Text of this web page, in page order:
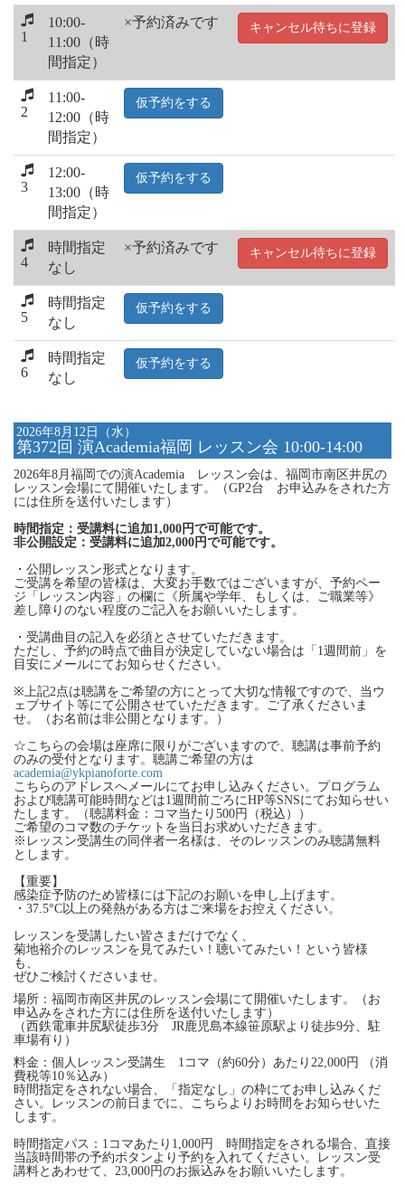
1
10:00-
11:00（時
間指定）
×予約済みです キャンセル待ちに登録
2
11:00-
12:00（時
間指定）
仮予約をする
3
12:00-
13:00（時
間指定）
仮予約をする
4
時間指定
なし
×予約済みです キャンセル待ちに登録
5
時間指定
なし
仮予約をする
6
時間指定
なし
仮予約をする
2026年8月12日（水）
第372回 演Academia福岡 レッスン会 10:00-14:00
2026年8月福岡での演Academia レッスン会は、福岡市南区井尻の
レッスン会場にて開催いたします。（GP2台 お申込みをされた方
には住所を送付いたします）
時間指定：受講料に追加1,000円で可能です。
非公開設定：受講料に追加2,000円で可能です。
・公開レッスン形式となります。
ご受講を希望の皆様は、大変お手数ではございますが、予約ペー
ジ「レッスン内容」の欄に《所属や学年、もしくは、ご職業等》
差し障りのない程度のご記入をお願いいたします。
・受講曲目の記入を必須とさせていただきます。
ただし、予約の時点で曲目が決定していない場合は「1週間前」を
目安にメールにてお知らせください。
※上記2点は聴講をご希望の方にとって大切な情報ですので、当ウ
ェブサイト等にて公開させていただきます。ご了承くださいま
せ。（お名前は非公開となります。）
☆こちらの会場は座席に限りがございますので、聴講は事前予約
のみの受付となります。聴講ご希望の方は
academia@ykpianoforte.com
こちらのアドレスへメールにてお申し込みください。プログラム
および聴講可能時間などは1週間前ごろにHP等SNSにてお知らせい
たします。（聴講料金：コマ当たり500円（税込））
ご希望のコマ数のチケットを当日お求めいただきます。
※レッスン受講生の同伴者一名様は、そのレッスンのみ聴講無料
とします。
【重要】
感染症予防のため皆様には下記のお願いを申し上げます。
・37.5°C以上の発熱がある方はご来場をお控えください。
レッスンを受講したい皆さまだけでなく、
菊地裕介のレッスンを見てみたい！聴いてみたい！という皆様
も、
ぜひご検討くださいませ。
場所：福岡市南区井尻のレッスン会場にて開催いたします。（お
申込みをされた方には住所を送付いたします）
（西鉄電車井尻駅徒歩3分 JR鹿児島本線笹原駅より徒歩9分、駐
車場有り）
料金：個人レッスン受講生 1コマ（約60分）あたり22,000円 （消
費税等10％込み）
時間指定をされない場合、「指定なし」の枠にてお申し込みくだ
さい。レッスンの前日までに、こちらよりお時間をお知らせいた
します。
時間指定パス：1コマあたり1,000円 時間指定をされる場合、直接
当該時間帯の予約ボタンより予約を入れてください。レッスン受
講料とあわせて、23,000円のお振込みをお願いいたします。